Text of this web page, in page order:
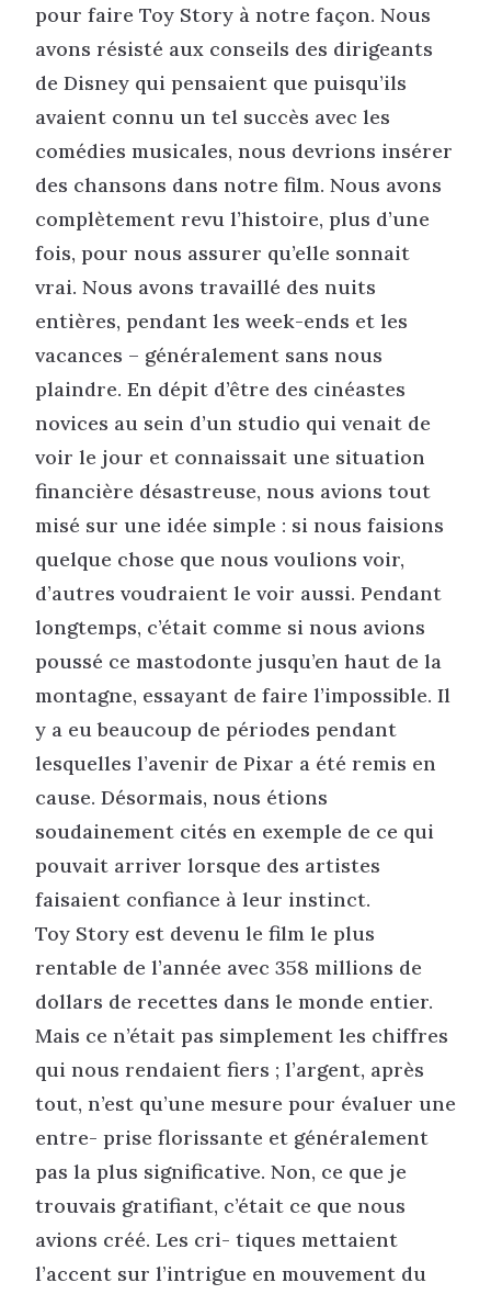
pour faire Toy Story à notre façon. Nous
avons résisté aux conseils des dirigeants
de Disney qui pensaient que puisqu’ils
avaient connu un tel succès avec les
comédies musicales, nous devrions insérer
des chansons dans notre film. Nous avons
complètement revu l’histoire, plus d’une
fois, pour nous assurer qu’elle sonnait
vrai. Nous avons travaillé des nuits
entières, pendant les week-ends et les
vacances – généralement sans nous
plaindre. En dépit d’être des cinéastes
novices au sein d’un studio qui venait de
voir le jour et connaissait une situation
financière désastreuse, nous avions tout
misé sur une idée simple : si nous faisions
quelque chose que nous voulions voir,
d’autres voudraient le voir aussi. Pendant
longtemps, c’était comme si nous avions
poussé ce mastodonte jusqu’en haut de la
montagne, essayant de faire l’impossible. Il
y a eu beaucoup de périodes pendant
lesquelles l’avenir de Pixar a été remis en
cause. Désormais, nous étions
soudainement cités en exemple de ce qui
pouvait arriver lorsque des artistes
faisaient confiance à leur instinct.
Toy Story est devenu le film le plus
rentable de l’année avec 358 millions de
dollars de recettes dans le monde entier.
Mais ce n’était pas simplement les chiffres
qui nous rendaient fiers ; l’argent, après
tout, n’est qu’une mesure pour évaluer une
entre- prise florissante et généralement
pas la plus significative. Non, ce que je
trouvais gratifiant, c’était ce que nous
avions créé. Les cri- tiques mettaient
l’accent sur l’intrigue en mouvement du